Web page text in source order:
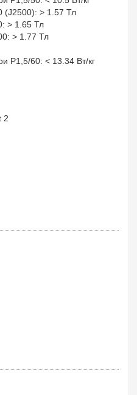
(J2500): > 1.57 Тл
> 1.65 Тл
> 1.77 Тл
P1,5/60: < 13.34 Вт/кг
2